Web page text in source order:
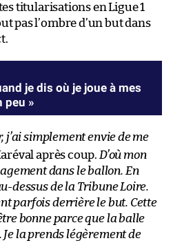
titularisations en Ligue 1
pas l’ombre d’un but dans
je dis où je joue à mes
peu »
j’ai simplement envie de me
après coup. D’où mon
dans le ballon. En
dessus de la Tribune Loire.
parfois derrière le but. Cette
bonne parce que la balle
la prends légèrement de